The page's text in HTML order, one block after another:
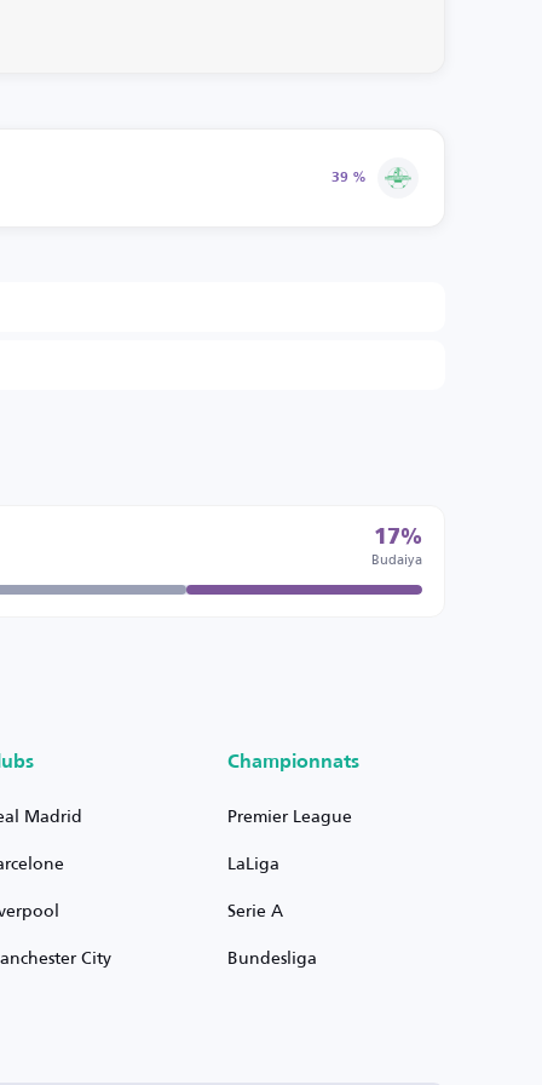
39 %
17%
Budaiya
Madrid
City
Championnats
Premier League
LaLiga
Serie A
Bundesliga